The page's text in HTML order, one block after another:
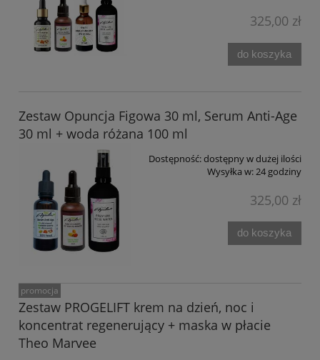
325,00 zł
do koszyka
Zestaw Opuncja Figowa 30 ml, Serum Anti-Age
30 ml + woda różana 100 ml
Dostępność:dostępny w dużej ilości
Wysyłka w:24 godziny
325,00 zł
do koszyka
Zestaw PROGELIFT krem na dzień, noc i
koncentrat regenerujący + maska w płacie
Theo Marvee
promocja